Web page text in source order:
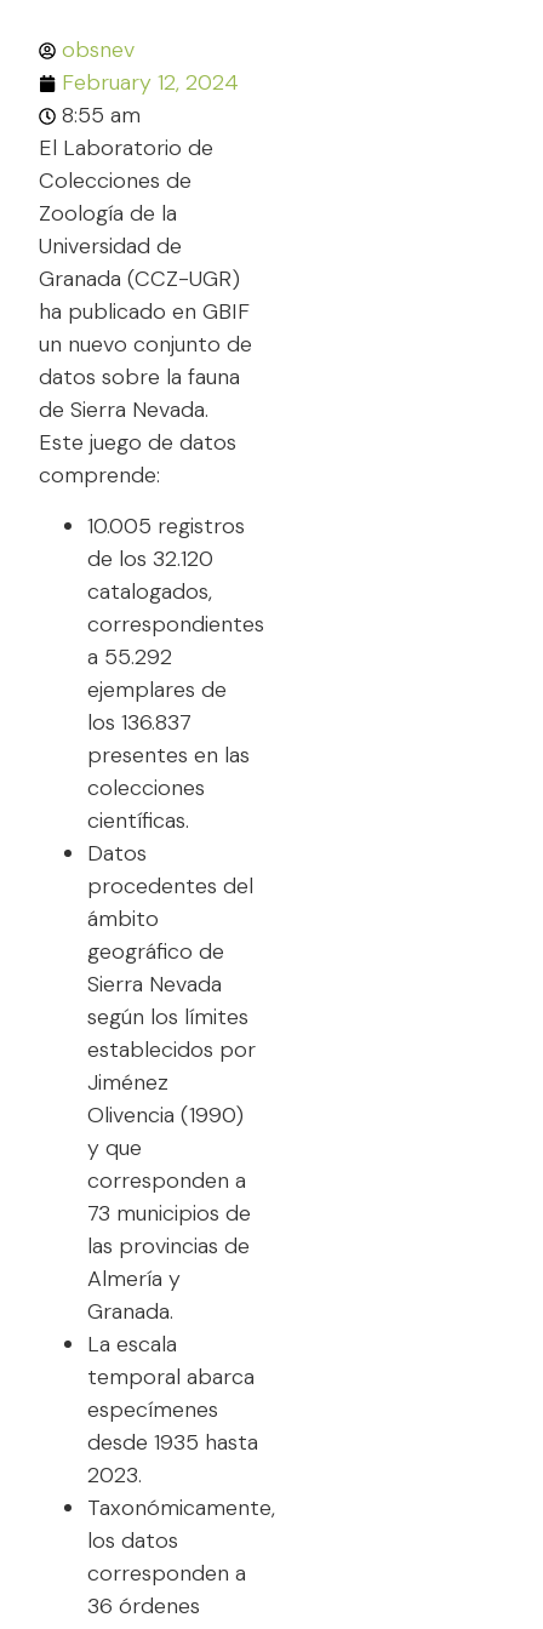
obsnev
February 12, 2024
8:55 am
El Laboratorio de
Colecciones de
Zoología de la
Universidad de
Granada (CCZ-UGR)
ha publicado en GBIF
un nuevo conjunto de
datos sobre la fauna
de Sierra Nevada.
Este juego de datos
comprende:
10.005 registros
de los 32.120
catalogados,
correspondientes
a 55.292
ejemplares de
los 136.837
presentes en las
colecciones
científicas.
Datos
procedentes del
ámbito
geográfico de
Sierra Nevada
según los límites
establecidos por
Jiménez
Olivencia (1990)
y que
corresponden a
73 municipios de
las provincias de
Almería y
Granada.
La escala
temporal abarca
especímenes
desde 1935 hasta
2023.
Taxonómicamente,
los datos
corresponden a
36 órdenes